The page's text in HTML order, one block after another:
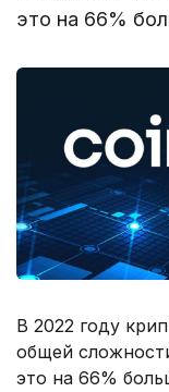
это на 66%
В 2022 году
общей
это на 66%